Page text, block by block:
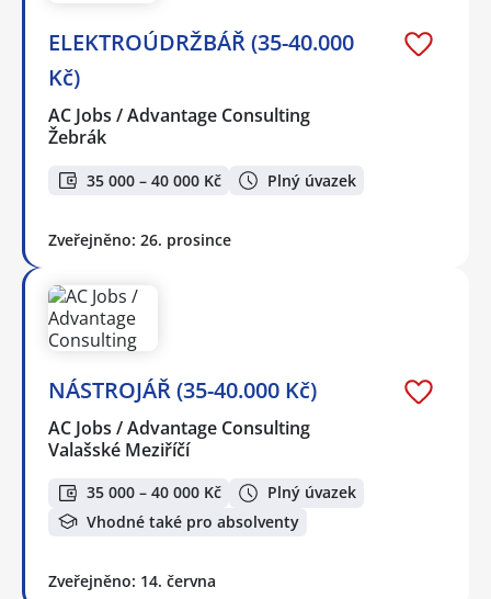
ELEKTROÚDRŽBÁŘ (35-40.000
Kč)
AC Jobs / Advantage Consulting
Žebrák
35 000 – 40 000 Kč Plný úvazek
Zveřejněno: 26. prosince
NÁSTROJÁŘ (35-40.000 Kč)
AC Jobs / Advantage Consulting
Valašské Meziříčí
35 000 – 40 000 Kč
Plný úvazek
Vhodné také pro absolventy
Zveřejněno: 14. června